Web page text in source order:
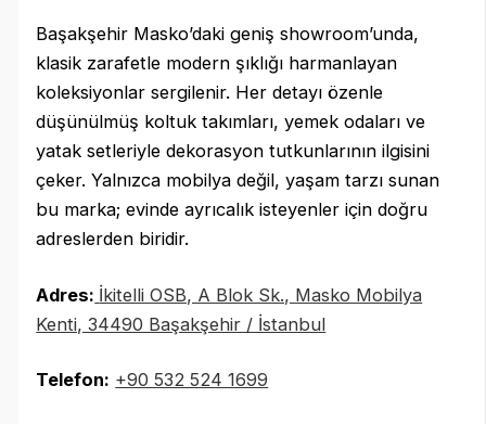
Başakşehir Masko’daki geniş showroom’unda,
klasik zarafetle modern şıklığı harmanlayan
koleksiyonlar sergilenir. Her detayı özenle
düşünülmüş koltuk takımları, yemek odaları ve
yatak setleriyle dekorasyon tutkunlarının ilgisini
çeker. Yalnızca mobilya değil, yaşam tarzı sunan
bu marka; evinde ayrıcalık isteyenler için doğru
adreslerden biridir.
Adres: İkitelli OSB, A Blok Sk., Masko Mobilya
Kenti, 34490 Başakşehir / İstanbul
Telefon: +90 532 524 1699